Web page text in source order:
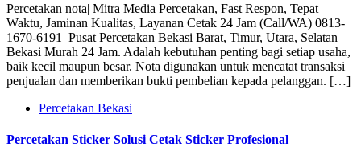
Percetakan nota| Mitra Media Percetakan, Fast Respon, Tepat
Waktu, Jaminan Kualitas, Layanan Cetak 24 Jam (Call/WA) 0813-
1670-6191 Pusat Percetakan Bekasi Barat, Timur, Utara, Selatan
Bekasi Murah 24 Jam. Adalah kebutuhan penting bagi setiap usaha,
baik kecil maupun besar. Nota digunakan untuk mencatat transaksi
penjualan dan memberikan bukti pembelian kepada pelanggan. […]
Percetakan Bekasi
Percetakan Sticker Solusi Cetak Sticker Profesional